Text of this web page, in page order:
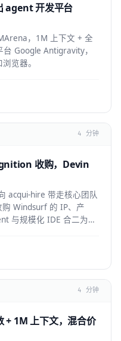
agent 开发平台
，1M 上下文 + 全
Google Antigravity，
览器。
4 分钟
收购，Devin
acqui-hire 带走核心团队
Windsurf 的 IP、产
与规模化 IDE 合二为
4 分钟
+ 1M 上下文，混合价